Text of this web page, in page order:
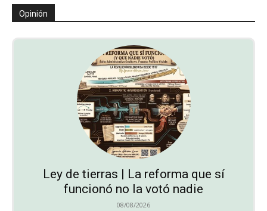
Opinión
Ley de tierras | La reforma que sí
funcionó no la votó nadie
08/08/2026